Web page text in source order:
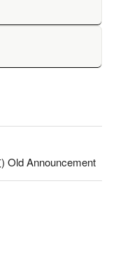
Old Announcement